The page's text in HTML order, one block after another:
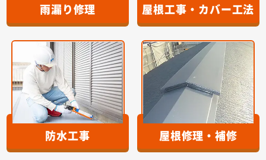
雨漏り修理 屋根工事・カバー工法
防水工事 屋根修理・補修